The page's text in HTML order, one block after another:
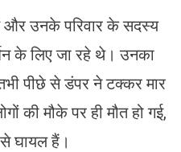
और उनके परिवार के सदस्य
के लिए जा रहे थे। उनका
पीछे से डंपर ने टक्कर मार
की मौके पर ही मौत हो गई,
घायल हैं।